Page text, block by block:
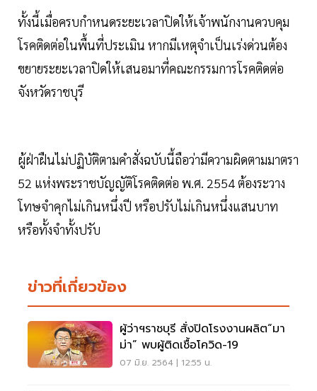
ทั้งนี้เมื่อครบกําหนดระยะเวลาปิดให้เจ้าพนักงานควบคุม
โรคติดต่อในพื้นที่ประเมิน หากมีเหตุจําเป็นเร่งด่วนต้อง
ขยายระยะเวลาปิดให้เสนอมาที่คณะกรรมการโรคติดต่อ
จังหวัดราชบุรี
ผู้ฝ่าฝืนไม่ปฏิบัติตามคําสั่งฉบับนี้ถือว่ามีความผิดตามมาตรา
52 แห่งพระราชบัญญัติโรคติดต่อ พ.ศ. 2554 ต้องระวาง
โทษจําคุกไม่เกินหนึ่งปี หรือปรับไม่เกินหนึ่งแสนบาท
หรือทั้งจําทั้งปรับ
ข่าวที่เกี่ยวข้อง
ผู้ว่าฯราชบุรี สั่งปิดโรงงานผลิต“มา
ม่า” พบผู้ติดเชื้อโควิด-19
07 มิ.ย. 2564 | 12:55 น.